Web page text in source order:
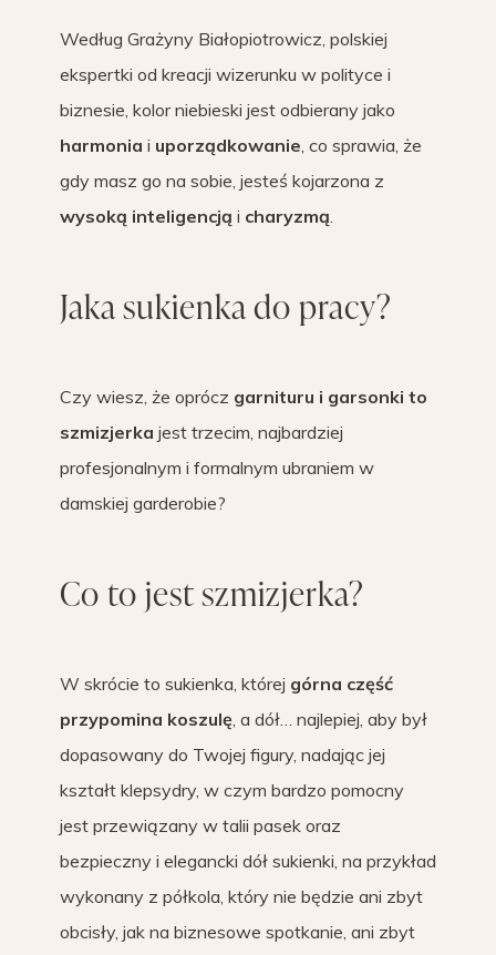
Według Grażyny Białopiotrowicz, polskiej
ekspertki od kreacji wizerunku w polityce i
biznesie, kolor niebieski jest odbierany jako
harmonia i uporządkowanie, co sprawia, że
gdy masz go na sobie, jesteś kojarzona z
wysoką inteligencją i charyzmą.
Jaka sukienka do pracy?
Czy wiesz, że oprócz garnituru i garsonki to
szmizjerka jest trzecim, najbardziej
profesjonalnym i formalnym ubraniem w
damskiej garderobie?
Co to jest szmizjerka?
W skrócie to sukienka, której górna część
przypomina koszulę, a dół… najlepiej, aby był
dopasowany do Twojej figury, nadając jej
kształt klepsydry, w czym bardzo pomocny
jest przewiązany w talii pasek oraz
bezpieczny i elegancki dół sukienki, na przykład
wykonany z półkola, który nie będzie ani zbyt
obcisły, jak na biznesowe spotkanie, ani zbyt